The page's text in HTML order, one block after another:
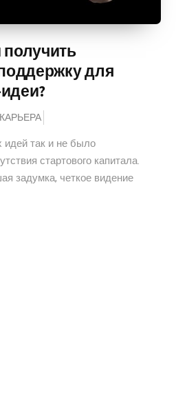
для
КАРЬЕРА
так и не было
стартового капитала.
задумка, четкое видение